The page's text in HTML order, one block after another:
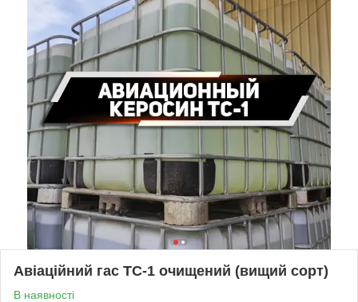
Авіаційний гас ТС-1 очищений (вищий сорт)
В наявності